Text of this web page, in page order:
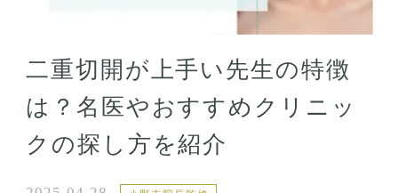
二重切開が上手い先生の特徴
は？名医やおすすめクリニッ
クの探し方を紹介